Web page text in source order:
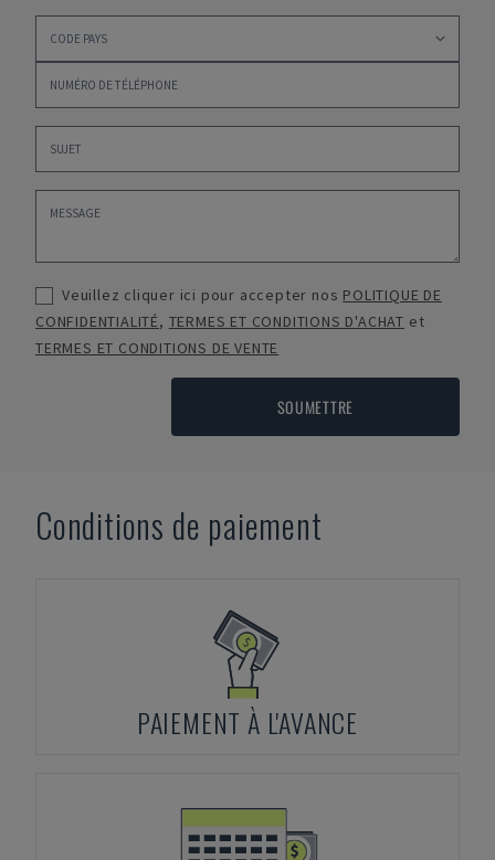
Veuillez cliquer ici pour accepter nos POLITIQUE DE
CONFIDENTIALITÉ, TERMES ET CONDITIONS D'ACHAT et
TERMES ET CONDITIONS DE VENTE
SOUMETTRE
Conditions de paiement
PAIEMENT À L'AVANCE